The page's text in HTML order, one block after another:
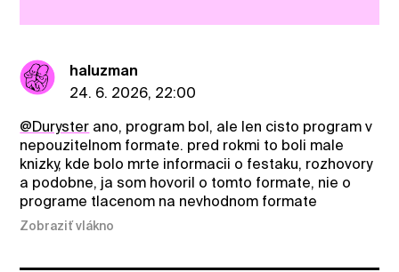
haluzman
24. 6. 2026, 22:00
@Duryster ano, program bol, ale len cisto program v
nepouzitelnom formate. pred rokmi to boli male
knizky, kde bolo mrte informacii o festaku, rozhovory
a podobne, ja som hovoril o tomto formate, nie o
programe tlacenom na nevhodnom formate
Zobraziť vlákno